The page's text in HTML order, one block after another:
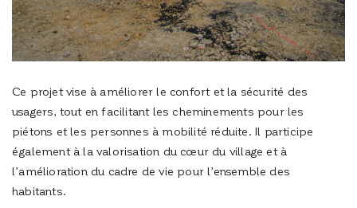
Ce projet vise à améliorer le confort et la sécurité des
usagers, tout en facilitant les cheminements pour les
piétons et les personnes à mobilité réduite. Il participe
également à la valorisation du cœur du village et à
l’amélioration du cadre de vie pour l’ensemble des
habitants.